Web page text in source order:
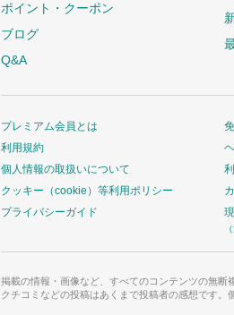
ポイント・クーポン
ブログ
Q&A
プレミアム会員とは
利用規約
個人情報の取扱いについて
クッキー（cookie）等利用ポリシー
プライバシーガイド
掲載の情報・画像など、すべてのコンテンツの無断
クチコミなどの投稿はあくまで投稿者の感想です。